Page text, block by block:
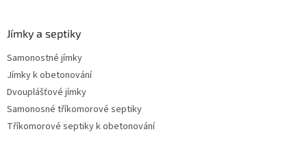
Jímky a septiky
Samonostné jímky
Jímky k obetonování
Dvouplášťové jímky
Samonosné tříkomorové septiky
Tříkomorové septiky k obetonování